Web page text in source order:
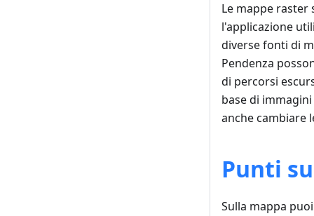
Le mappe
l'applicazione
diverse fonti di
Pendenza
di percorsi
base di
anche cambiare
Punti
Sulla mappa